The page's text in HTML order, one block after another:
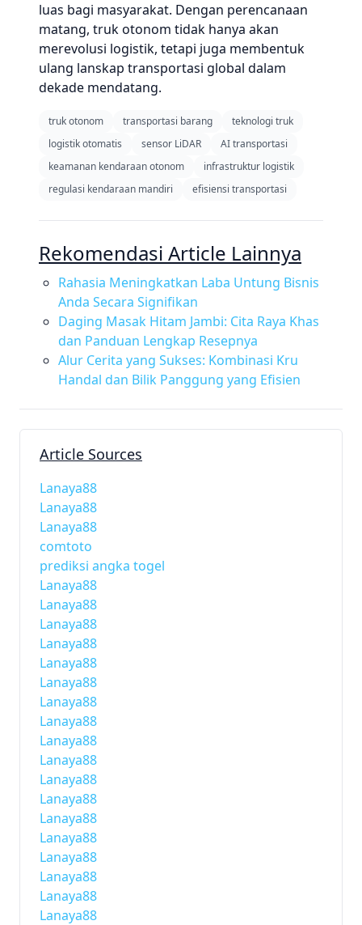
luas bagi masyarakat. Dengan perencanaan
matang, truk otonom tidak hanya akan
merevolusi logistik, tetapi juga membentuk
ulang lanskap transportasi global dalam
dekade mendatang.
truk otonom transportasi barang
teknologi truk
logistik otomatis
sensor LiDAR
AI transportasi
keamanan kendaraan otonom
infrastruktur logistik
regulasi kendaraan mandiri
efisiensi transportasi
Rekomendasi Article Lainnya
Rahasia Meningkatkan Laba Untung Bisnis
Anda Secara Signifikan
Daging Masak Hitam Jambi: Cita Raya Khas
dan Panduan Lengkap Resepnya
Alur Cerita yang Sukses: Kombinasi Kru
Handal dan Bilik Panggung yang Efisien
Article Sources
Lanaya88
Lanaya88
Lanaya88
comtoto
prediksi angka togel
Lanaya88
Lanaya88
Lanaya88
Lanaya88
Lanaya88
Lanaya88
Lanaya88
Lanaya88
Lanaya88
Lanaya88
Lanaya88
Lanaya88
Lanaya88
Lanaya88
Lanaya88
Lanaya88
Lanaya88
Lanaya88